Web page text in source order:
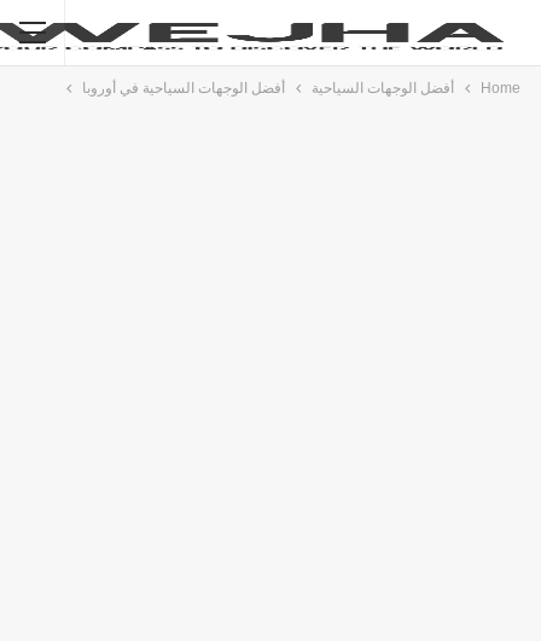
Home أفضل الوجهات السياحية أفضل الوجهات السياحية في أوروبا